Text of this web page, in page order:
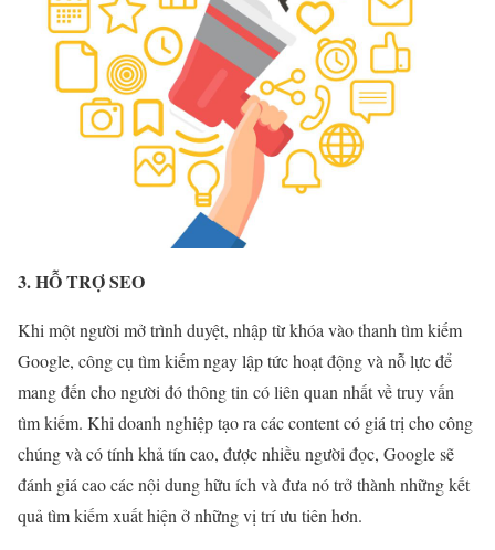
3. HỖ TRỢ SEO
Khi một người mở trình duyệt, nhập từ khóa vào thanh tìm kiếm
Google, công cụ tìm kiếm ngay lập tức hoạt động và nỗ lực để
mang đến cho người đó thông tin có liên quan nhất về truy vấn
tìm kiếm. Khi doanh nghiệp tạo ra các content có giá trị cho công
chúng và có tính khả tín cao, được nhiều người đọc, Google sẽ
đánh giá cao các nội dung hữu ích và đưa nó trở thành những kết
quả tìm kiếm xuất hiện ở những vị trí ưu tiên hơn.